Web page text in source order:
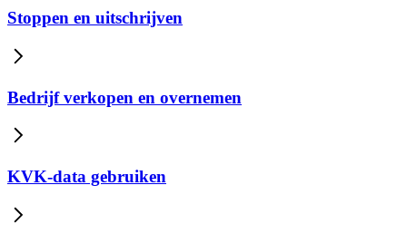
Stoppen en uitschrijven
Bedrijf verkopen en overnemen
KVK-data gebruiken